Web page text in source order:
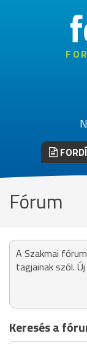
Fórum
A Szakmai
tagjainak szól.
Keresés a